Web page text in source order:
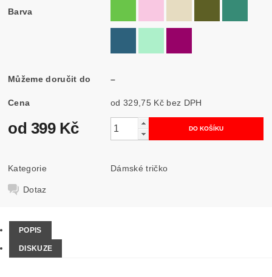
Barva
Můžeme doručit do –
Cena od 329,75 Kč bez DPH
od 399 Kč
Kategorie Dámské tričko
Dotaz
POPIS
DISKUZE